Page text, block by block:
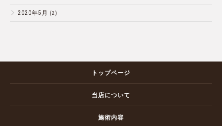
2020年5月 (2)
トップページ
当店について
施術内容